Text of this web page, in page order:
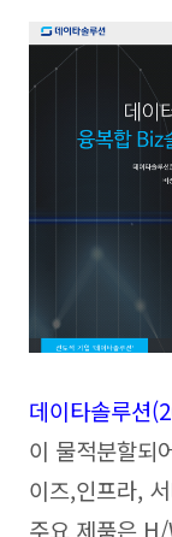
데이타솔루션
이 물적분할되
이즈,인프라,
주요 제품은